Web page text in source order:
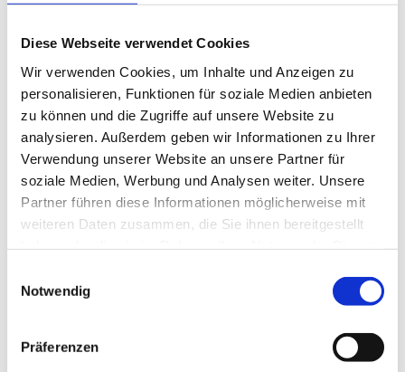
Diese Webseite verwendet Cookies
Wir verwenden Cookies, um Inhalte und Anzeigen zu
personalisieren, Funktionen für soziale Medien anbieten
zu können und die Zugriffe auf unsere Website zu
analysieren. Außerdem geben wir Informationen zu Ihrer
Verwendung unserer Website an unsere Partner für
soziale Medien, Werbung und Analysen weiter. Unsere
Partner führen diese Informationen möglicherweise mit
weiteren Daten zusammen, die Sie ihnen bereitgestellt
Notwendig
Präferenzen
durchstartest. Wichtig ist uns, dass du einen
Tischlerhandwerk brennst, gerne mehr sehen
möchtest als nur eine Werkstatt und du ein integrales
Mitglied unseres tollen Teams werden möchtest. Alles
Weitere besprechen wir persönlich. Hört sich gut an?
Finden wir auch. Also bewirb dich gleich jetzt auf
deine Stelle und werde ein Tischler im Norden.Du
teilst unsere Begeisterung für das Tischlerhandwerk
und hast Lust, mehr als nur eine Werkstatt
kennenzulernen? Dann suchen wir genau Dich als
Tischler (m/w/d) bei Tischler im Norden!